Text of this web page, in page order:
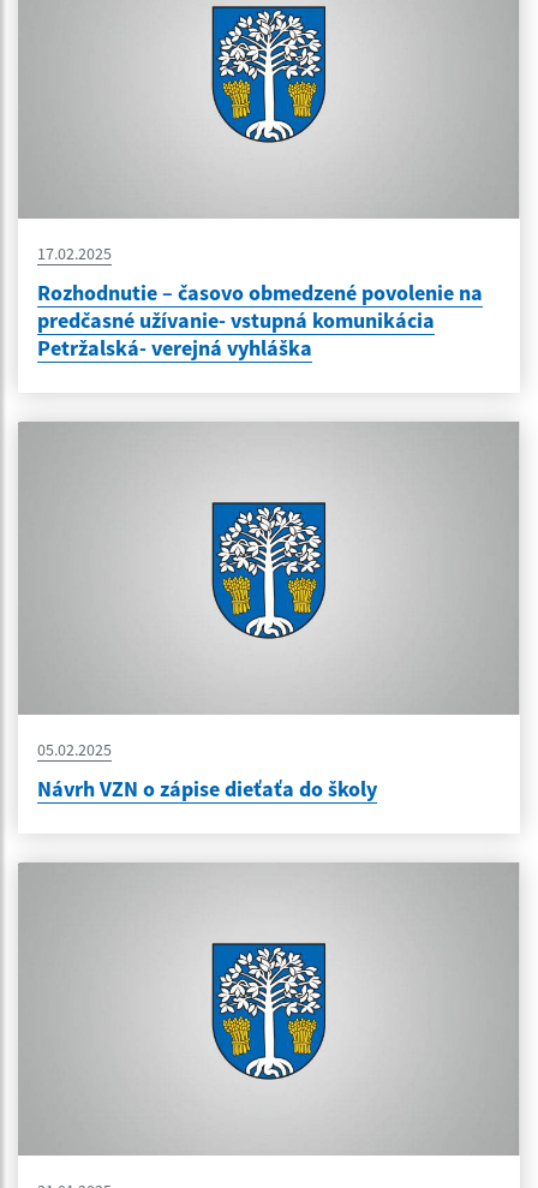
17.02.2025
Rozhodnutie – časovo obmedzené povolenie na
predčasné užívanie- vstupná komunikácia
Petržalská- verejná vyhláška
05.02.2025
Návrh VZN o zápise dieťaťa do školy